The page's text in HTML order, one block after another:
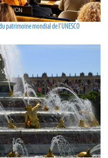
patrimoine mondial de l’UNESCO